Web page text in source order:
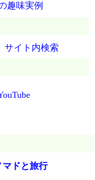
号Get
い
事